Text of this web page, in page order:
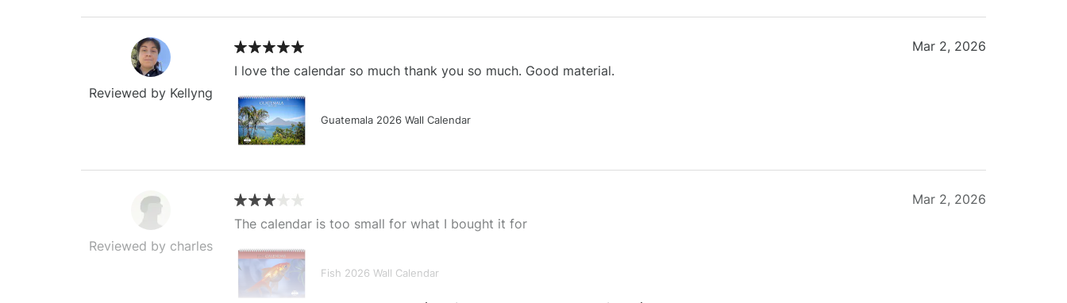
Reviewed by Kellyng
I love the calendar so much thank you so much. Good material.
Guatemala 2026 Wall Calendar
Mar 2, 2026
Reviewed by charles
The calendar is too small for what I bought it for
Fish 2026 Wall Calendar
Mar 2, 2026